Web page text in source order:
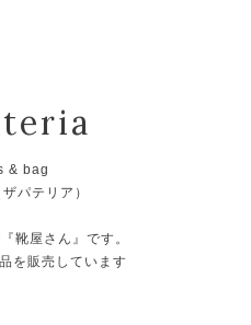
& bag
パテリア）
靴屋さん』です。
を販売しています